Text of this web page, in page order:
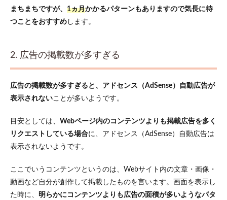
影響し
ている
が正しく
3.13
⑬ドメ
ペナル
受けて
いる
ンス
（AdSense）
自動広告が
まちまちですが、 1ヵ月かかるパターンもありますので気長に待
つことをおすすめ します。
2. 広告の掲載数が多すぎる
広告の掲載数が多すぎると、アドセンス（AdSense）自動広告が
表示されないことが多いようです。
目安としては、 Webページ内のコンテンツよりも掲載広告を多く
リクエストしている場合に、アドセンス（AdSense）自動広告は
表示されないようです。
ここでいうコンテンツというのは、Webサイト内の文章・画像・
動画など自分が創作して掲載したものを言います。画面を表示し
た時に、 明らかにコンテンツよりも広告の面積が多いようなパタ